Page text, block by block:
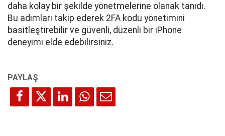
daha kolay bir şekilde yönetmelerine olanak tanıdı.
Bu adımları takip ederek 2FA kodu yönetimini
basitleştirebilir ve güvenli, düzenli bir iPhone
deneyimi elde edebilirsiniz.